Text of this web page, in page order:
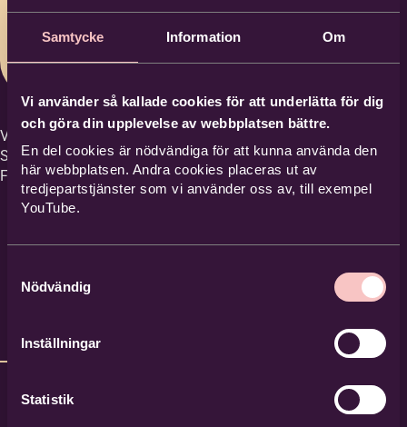
Samtycke Information Om
Vi använder så kallade cookies för att underlätta för dig
och göra din upplevelse av webbplatsen bättre.
En del cookies är nödvändiga för att kunna använda den
här webbplatsen. Andra cookies placeras ut av
tredjepartstjänster som vi använder oss av, till exempel
YouTube.
Nödvändig
Inställningar
Statistik
n@bilda.nu
Bilda Skövde
Verksamhetsområde
Skaraborg och
Fyrbodal.